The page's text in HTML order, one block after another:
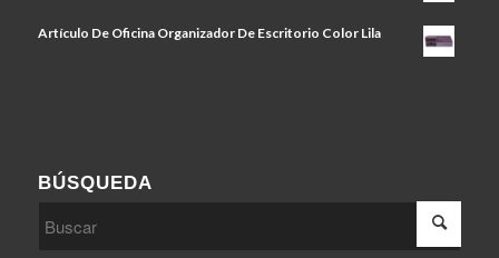
Artículo De Oficina Organizador De Escritorio Color Lila
BÚSQUEDA